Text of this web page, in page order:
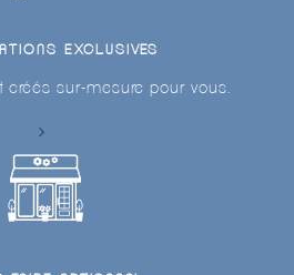
EXCLUSIVES
créés sur-mesure pour vous.